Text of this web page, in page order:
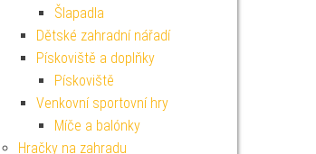
Šlapadla
Dětské zahradní nářadí
Pískoviště a doplňky
Pískoviště
Venkovní sportovní hry
Míče a balónky
Hračky na zahradu